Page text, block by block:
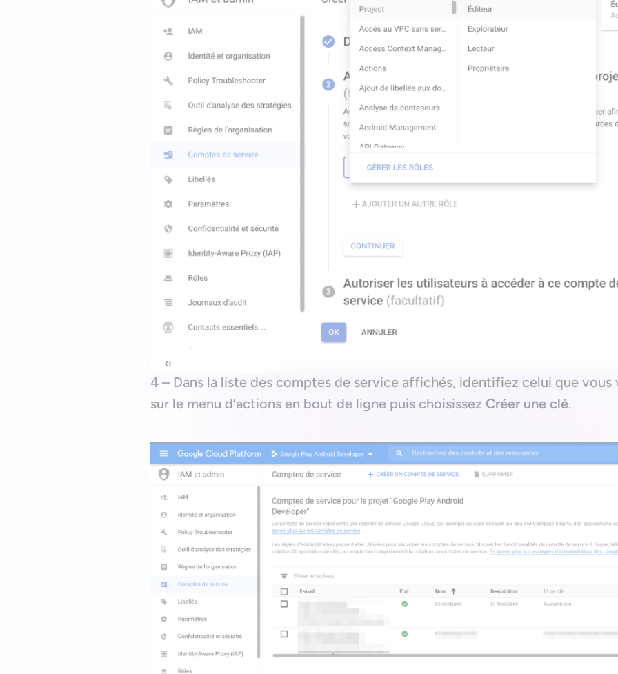
4 – Dans la liste des comptes de service affichés, identifiez celui que
sur le menu d’actions en bout de ligne puis choisissez Créer une clé.